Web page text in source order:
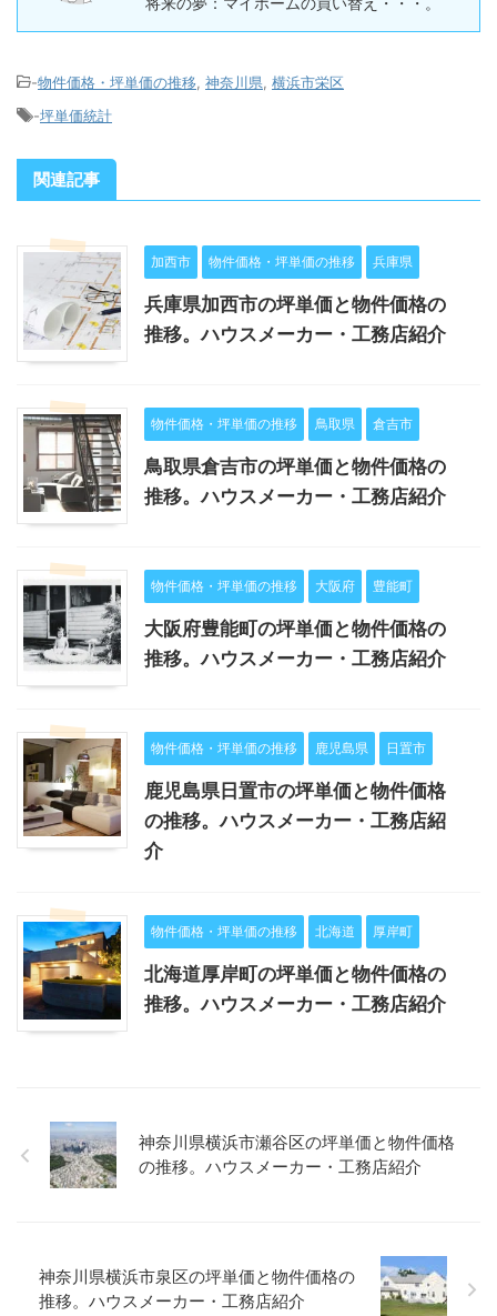
-物件価格・坪単価の推移, 神奈川県, 横浜市栄区
-坪単価統計
関連記事
加西市 物件価格・坪単価の推移 兵庫県
兵庫県加西市の坪単価と物件価格の
推移。ハウスメーカー・工務店紹介
物件価格・坪単価の推移 鳥取県 倉吉市
鳥取県倉吉市の坪単価と物件価格の
推移。ハウスメーカー・工務店紹介
物件価格・坪単価の推移 大阪府 豊能町
大阪府豊能町の坪単価と物件価格の
推移。ハウスメーカー・工務店紹介
物件価格・坪単価の推移 鹿児島県 日置市
鹿児島県日置市の坪単価と物件価格
の推移。ハウスメーカー・工務店紹
介
物件価格・坪単価の推移 北海道 厚岸町
北海道厚岸町の坪単価と物件価格の
推移。ハウスメーカー・工務店紹介
神奈川県横浜市瀬谷区の坪単価と物件価格
の推移。ハウスメーカー・工務店紹介
神奈川県横浜市泉区の坪単価と物件価格の
推移。ハウスメーカー・工務店紹介